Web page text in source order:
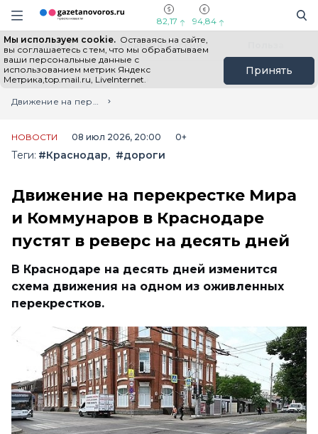
Информационный портал "ГазетаНоворос.ру"
Навигация сайта
82,17 94,84
Мы используем cookie. Оставаясь на сайте,
вы соглашаетесь с тем, что мы обрабатываем
ваши персональные данные с
использованием метрик Яндекс
Метрика,top.mail.ru, LiveInternet.
Принять
Все новости Новости России
Главная
Лента новостей
Движение на перекрестке Мира и Коммунаров в Краснодаре пустят в реверс на десять дней
НОВОСТИ 08 июл 2026, 20:00 0+
Теги: #Краснодар #дороги
Движение на перекрестке Мира
и Коммунаров в Краснодаре
пустят в реверс на десять дней
В Краснодаре на десять дней изменится
схема движения на одном из оживленных
перекрестков.